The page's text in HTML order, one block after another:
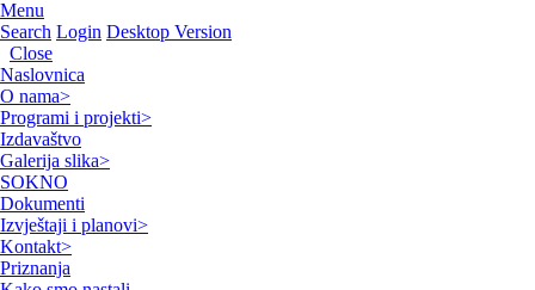
Menu
Search Login Desktop Version
Close
Naslovnica
O nama>
Programi i projekti>
Izdavaštvo
Galerija slika>
SOKNO
Dokumenti
Izvještaji i planovi>
Kontakt>
Priznanja